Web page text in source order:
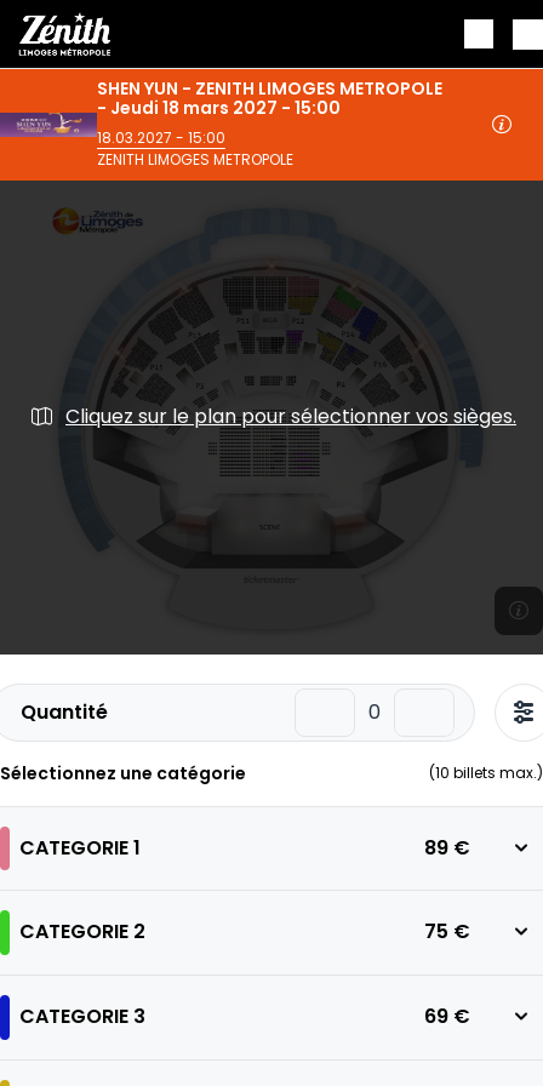
Aller au contenu principal
SHEN YUN - ZENITH LIMOGES METROPOLE
- Jeudi 18 mars 2027 - 15:00
18.03.2027 - 15:00
ZENITH LIMOGES METROPOLE
Cliquez sur le plan pour sélectionner vos sièges.
Quantité
Sélectionnez une catégorie (10 billets max.)
CATEGORIE 1 89 €
CATEGORIE 2 75 €
CATEGORIE 3 69 €